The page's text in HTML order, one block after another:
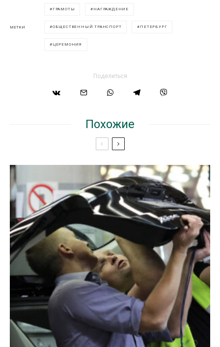
МЕТКИ
ГРАМОТЫ НАГРАЖДЕНИЕ
ОБЩЕСТВЕННЫЙ ТРАНСПОРТ ПЕТЕРБУРГ
ЦЕРЕМОНИЯ
Поделиться
Похожие